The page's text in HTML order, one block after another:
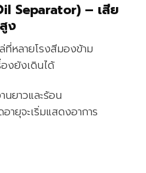
Separator) – เสีย
ง
หลายโรงสีมองข้าม
งยังเดินได้
ยาวและร้อน
ยุจะเริ่มแสดงอาการ